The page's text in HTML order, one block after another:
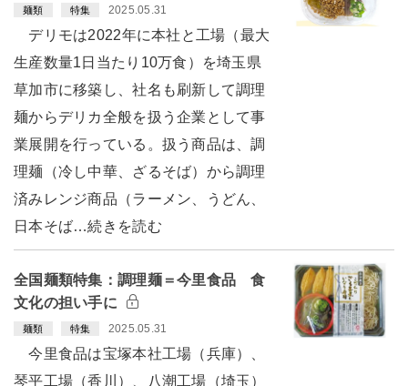
麺類 特集 2025.05.31
デリモは2022年に本社と工場（最大
生産数量1日当たり10万食）を埼玉県
草加市に移築し、社名も刷新して調理
麺からデリカ全般を扱う企業として事
業展開を行っている。扱う商品は、調
理麺（冷し中華、ざるそば）から調理
済みレンジ商品（ラーメン、うどん、
日本そば…続きを読む
全国麺類特集：調理麺＝今里食品 食
文化の担い手に
麺類 特集 2025.05.31
今里食品は宝塚本社工場（兵庫）、
琴平工場（香川）、八潮工場（埼玉）